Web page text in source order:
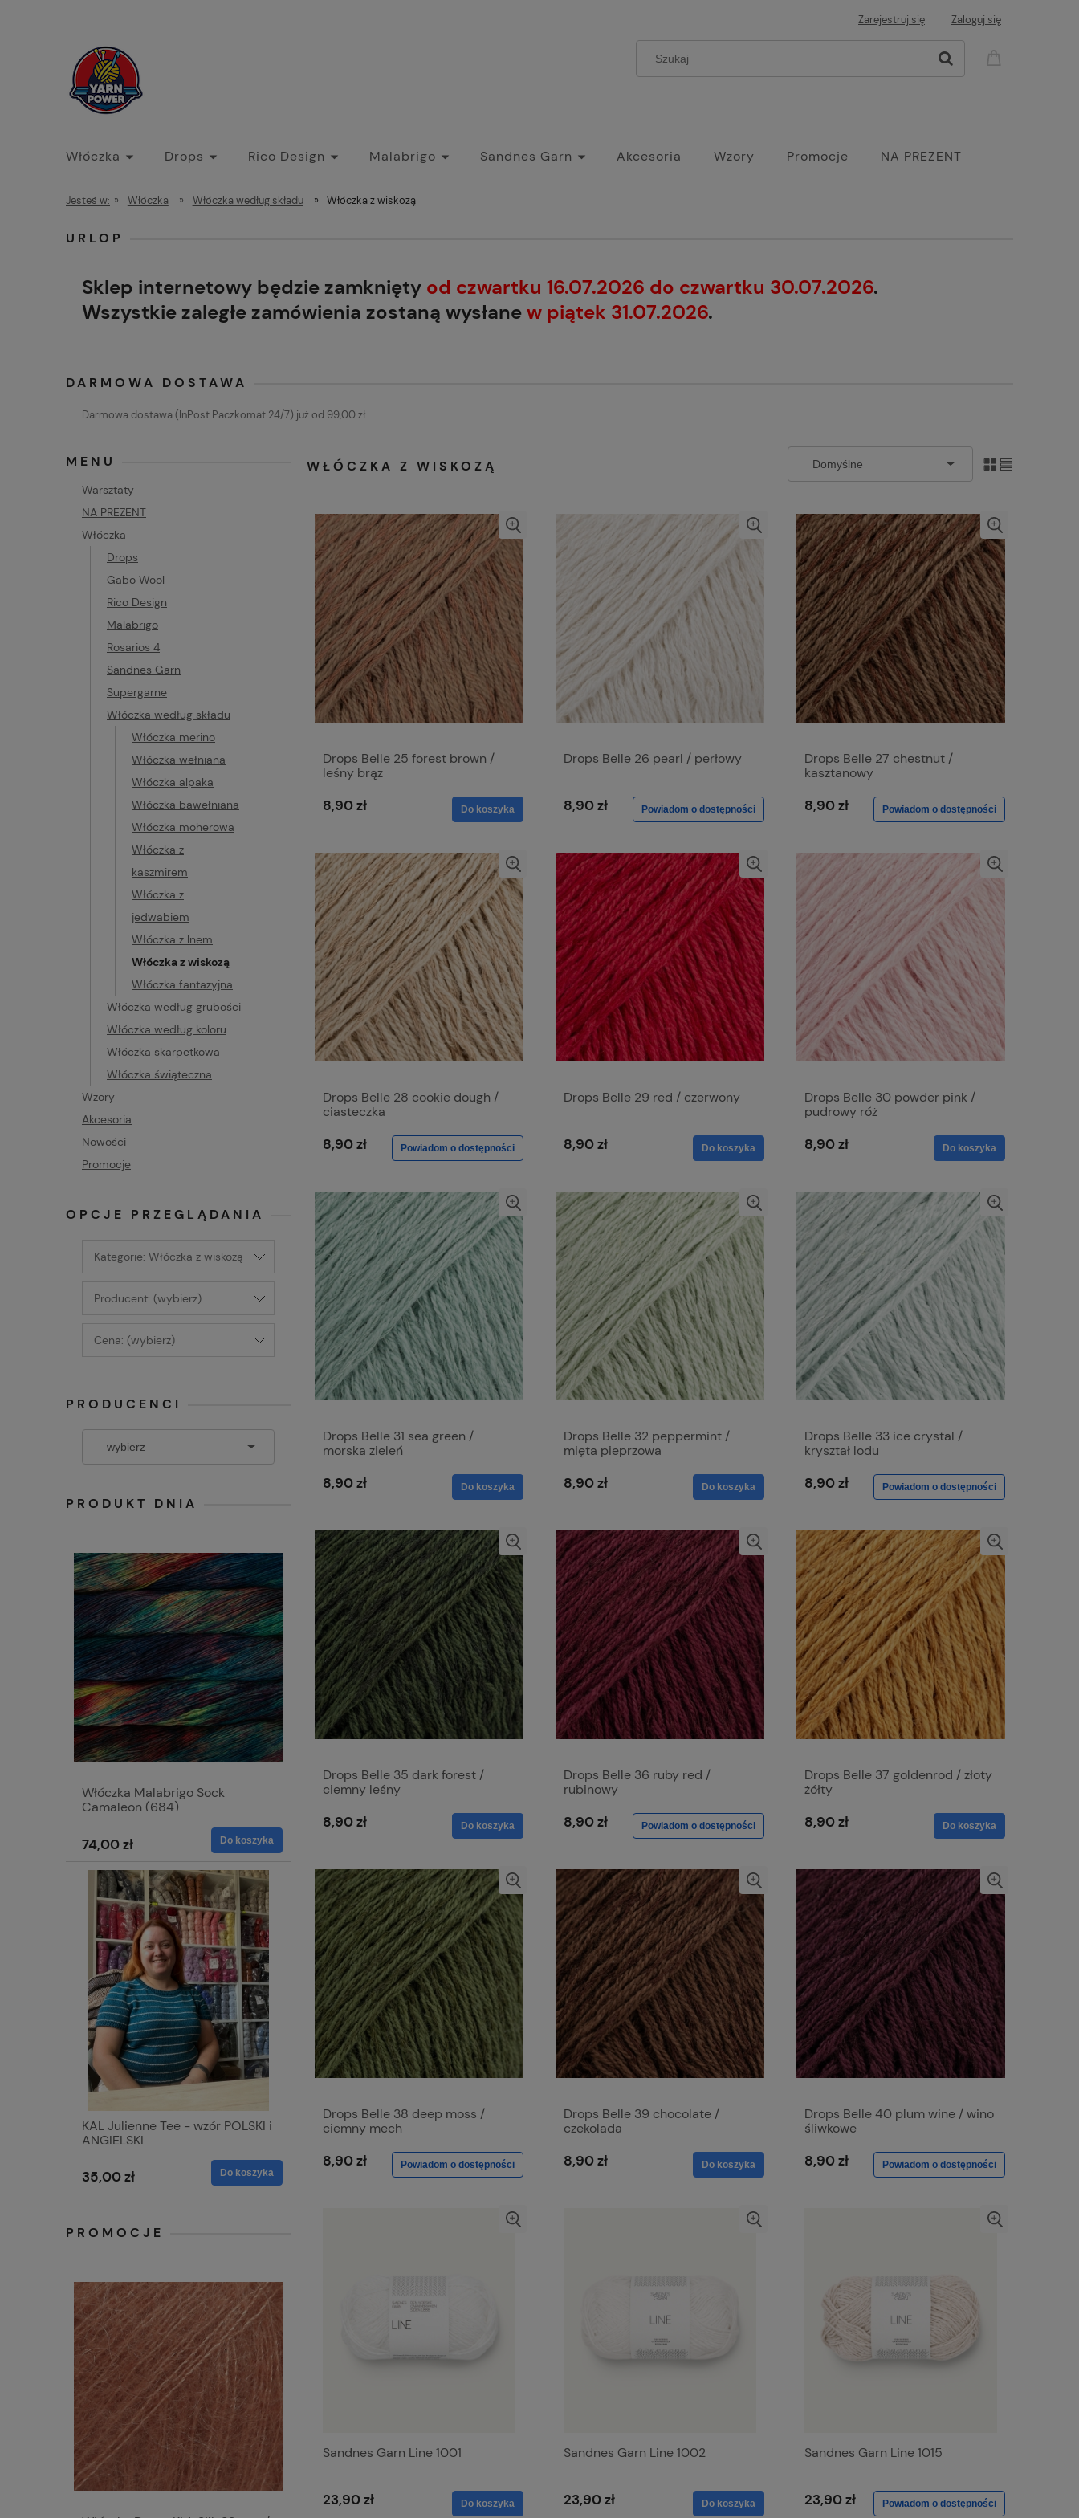
Zarejestruj się Zaloguj się
Włóczka Drops Rico Design Malabrigo Sandnes Garn Akcesoria Wzory Promocje NA PREZENT
Jesteś w: » Włóczka » Włóczka według składu » Włóczka z wiskozą
URLOP
Sklep internetowy będzie zamknięty od czwartku 16.07.2026 do czwartku 30.07.2026.
Wszystkie zaległe zamówienia zostaną wysłanew piątek 31.07.2026.
DARMOWA DOSTAWA
Darmowa dostawa (InPost Paczkomat 24/7) już od 99,00 zł.
MENU
Warsztaty
NA PREZENT
Włóczka
Drops
Gabo Wool
Rico Design
Malabrigo
Rosarios 4
Sandnes Garn
Supergarne
Włóczka według składu
Włóczka merino
Włóczka wełniana
Włóczka alpaka
Włóczka bawełniana
Włóczka moherowa
Włóczka z
kaszmirem
Włóczka z
jedwabiem
Włóczka z lnem
Włóczka z wiskozą
Włóczka fantazyjna
Włóczka według grubości
Włóczka według koloru
Włóczka skarpetkowa
Włóczka świąteczna
Wzory
Akcesoria
Nowości
Promocje
OPCJE PRZEGLĄDANIA
Kategorie: Włóczka z wiskozą
Producent: (wybierz)
Cena: (wybierz)
PRODUCENCI
PRODUKT DNIA
Włóczka Malabrigo Sock
Camaleon (684)
74,00 zł Do koszyka
KAL Julienne Tee - wzór POLSKI i
ANGIELSKI
35,00 zł Do koszyka
PROMOCJE
WŁÓCZKA Z WISKOZĄ
Drops Belle 25 forest brown /
leśny brąz
8,90 zł Do koszyka
Drops Belle 26 pearl / perłowy
8,90 zł Powiadom o dostępności
Drops Belle 27 chestnut /
kasztanowy
8,90 zł Powiadom o dostępności
Drops Belle 28 cookie dough /
ciasteczka
8,90 zł Powiadom o dostępności
Drops Belle 29 red / czerwony
8,90 zł Do koszyka
Drops Belle 30 powder pink /
pudrowy róż
8,90 zł Do koszyka
Drops Belle 31 sea green /
morska zieleń
8,90 zł Do koszyka
Drops Belle 32 peppermint /
mięta pieprzowa
8,90 zł Do koszyka
Drops Belle 33 ice crystal /
kryształ lodu
8,90 zł Powiadom o dostępności
Drops Belle 35 dark forest /
ciemny leśny
8,90 zł Do koszyka
Drops Belle 36 ruby red /
rubinowy
8,90 zł Powiadom o dostępności
Drops Belle 37 goldenrod / złoty
żółty
8,90 zł Do koszyka
Drops Belle 38 deep moss /
ciemny mech
8,90 zł Powiadom o dostępności
Drops Belle 39 chocolate /
czekolada
8,90 zł Do koszyka
Drops Belle 40 plum wine / wino
śliwkowe
8,90 zł Powiadom o dostępności
Sandnes Garn Line 1001
23,90 zł Do koszyka
Sandnes Garn Line 1002
23,90 zł Do koszyka
Sandnes Garn Line 1015
23,90 zł Powiadom o dostępności